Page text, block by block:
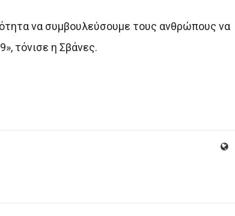
να συμβουλεύσουμε τους ανθρώπους να
τόνισε η Σβάνες.